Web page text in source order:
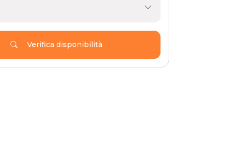
Verifica disponibilità